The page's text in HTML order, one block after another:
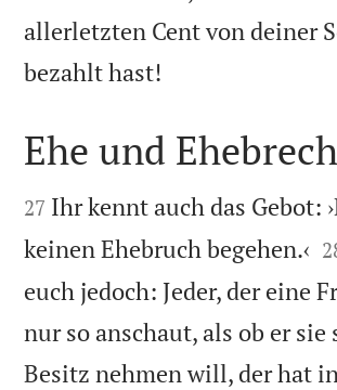
allerletzten Cent von deiner
bezahlt hast!

Ehe und

27 Ihr kennt auch das Gebot:
keinen Ehebruch begehen.‹ 
euch jedoch: Jeder, der eine
nur so anschaut, als ob er
Besitz nehmen will, der hat